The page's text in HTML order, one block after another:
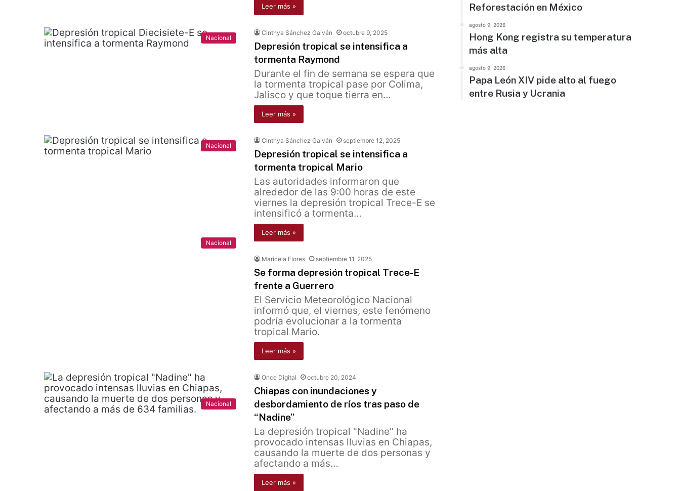
Leer más »
Nacional
Cinthya Sánchez Galván octubre 9, 2025
Depresión tropical se intensifica a
tormenta Raymond
Durante el fin de semana se espera que
la tormenta tropical pase por Colima,
Jalisco y que toque tierra en…
Leer más »
Nacional
Cinthya Sánchez Galván septiembre 12, 2025
Depresión tropical se intensifica a
tormenta tropical Mario
Las autoridades informaron que
alrededor de las 9:00 horas de este
viernes la depresión tropical Trece-E se
intensificó a tormenta…
Leer más »
Nacional
Maricela Flores septiembre 11, 2025
Se forma depresión tropical Trece-E
frente a Guerrero
El Servicio Meteorológico Nacional
informó que, el viernes, este fenómeno
podría evolucionar a la tormenta
tropical Mario.
Leer más »
Nacional
Once Digital octubre 20, 2024
Chiapas con inundaciones y
desbordamiento de ríos tras paso de
“Nadine”
La depresión tropical "Nadine" ha
provocado intensas lluvias en Chiapas,
causando la muerte de dos personas y
afectando a más…
Leer más »
Reforestación en México
agosto 9, 2026
Hong Kong registra su temperatura
más alta
agosto 9, 2026
Papa León XIV pide alto al fuego
entre Rusia y Ucrania